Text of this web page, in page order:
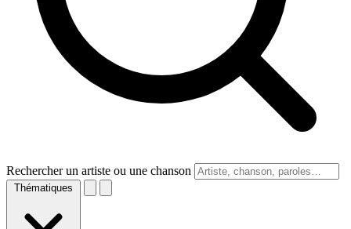
Rechercher un artiste ou une chanson
Thématiques